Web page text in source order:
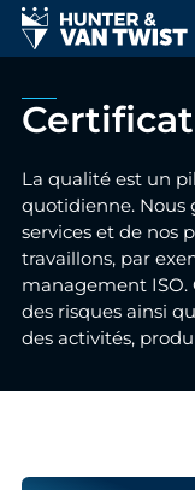
La qualité est un
quotidienne. Nous
services et de nos
travaillons, par
management ISO.
des risques ainsi
des activités,